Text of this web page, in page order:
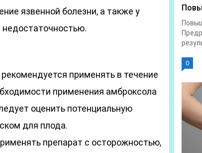
язвенной болезни, а также у
недостаточностью.
рекомендуется применять в течение
применения амброксола
оценить потенциальную
для плода.
препарат с осторожностью,
0